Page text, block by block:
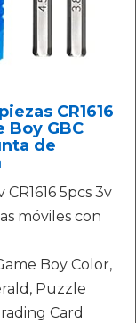
CR1616
Boy GBC
de
5pcs 3v
móviles con
Boy Color,
Puzzle
Card